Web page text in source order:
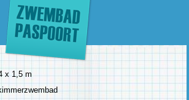
x 1,5 m